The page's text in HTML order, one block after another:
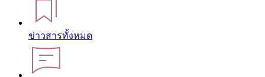
ข่าวสารทั้งหมด